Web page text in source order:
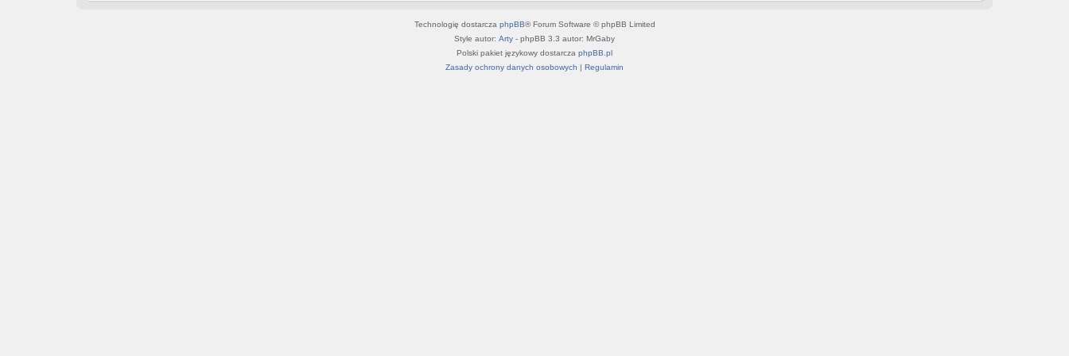
Technologię dostarcza phpBB® Forum Software © phpBB Limited
Style autor: Arty - phpBB 3.3 autor: MrGaby
Polski pakiet językowy dostarcza phpBB.pl
Zasady ochrony danych osobowych | Regulamin